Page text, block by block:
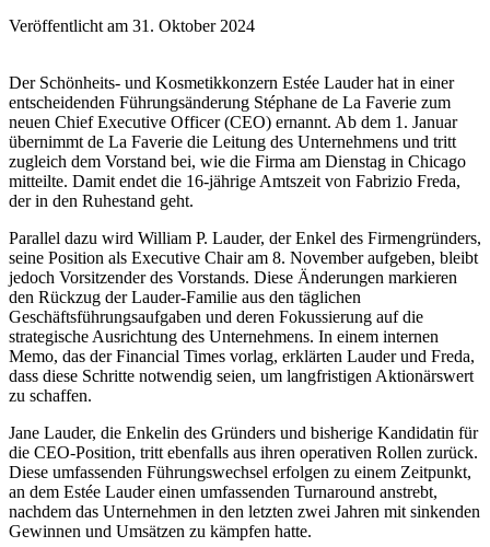
Veröffentlicht am 31. Oktober 2024
Der Schönheits- und Kosmetikkonzern Estée Lauder hat in einer
entscheidenden Führungsänderung Stéphane de La Faverie zum
neuen Chief Executive Officer (CEO) ernannt. Ab dem 1. Januar
übernimmt de La Faverie die Leitung des Unternehmens und tritt
zugleich dem Vorstand bei, wie die Firma am Dienstag in Chicago
mitteilte. Damit endet die 16-jährige Amtszeit von Fabrizio Freda,
der in den Ruhestand geht.
Parallel dazu wird William P. Lauder, der Enkel des Firmengründers,
seine Position als Executive Chair am 8. November aufgeben, bleibt
jedoch Vorsitzender des Vorstands. Diese Änderungen markieren
den Rückzug der Lauder-Familie aus den täglichen
Geschäftsführungsaufgaben und deren Fokussierung auf die
strategische Ausrichtung des Unternehmens. In einem internen
Memo, das der Financial Times vorlag, erklärten Lauder und Freda,
dass diese Schritte notwendig seien, um langfristigen Aktionärswert
zu schaffen.
Jane Lauder, die Enkelin des Gründers und bisherige Kandidatin für
die CEO-Position, tritt ebenfalls aus ihren operativen Rollen zurück.
Diese umfassenden Führungswechsel erfolgen zu einem Zeitpunkt,
an dem Estée Lauder einen umfassenden Turnaround anstrebt,
nachdem das Unternehmen in den letzten zwei Jahren mit sinkenden
Gewinnen und Umsätzen zu kämpfen hatte.